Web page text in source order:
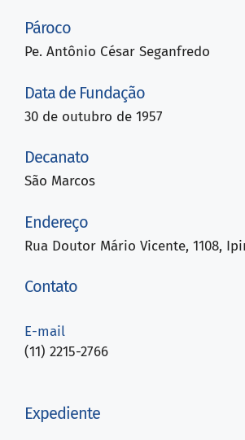
Pároco
Pe. Antônio César Seganfredo
Data de Fundação
30 de outubro de 1957
Decanato
São Marcos
Endereço
Rua Doutor Mário Vicente, 1108,
Contato
E-mail
(11) 2215-2766
Expediente